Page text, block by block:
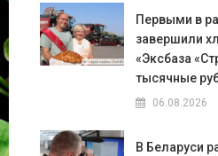
Первыми в
завершили
«Эксбаза
тысячные
06.08.2026
В Беларуси